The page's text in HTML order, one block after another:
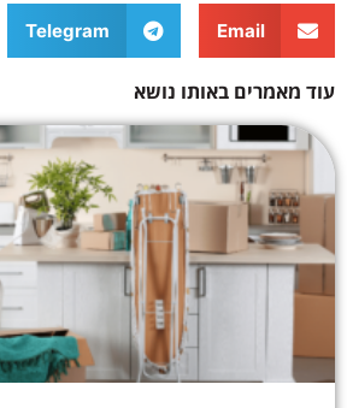
Email
Telegram
עוד מאמרים באותו נושא